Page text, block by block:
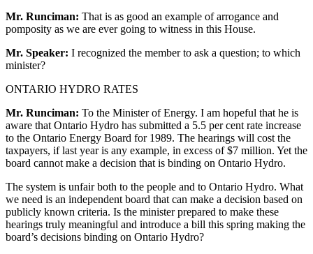
Mr. Runciman: That is as good an example of arrogance and
pomposity as we are ever going to witness in this House.
Mr. Speaker: I recognized the member to ask a question; to which
minister?
ONTARIO HYDRO RATES
Mr. Runciman: To the Minister of Energy. I am hopeful that he is
aware that Ontario Hydro has submitted a 5.5 per cent rate increase
to the Ontario Energy Board for 1989. The hearings will cost the
taxpayers, if last year is any example, in excess of $7 million. Yet the
board cannot make a decision that is binding on Ontario Hydro.
The system is unfair both to the people and to Ontario Hydro. What
we need is an independent board that can make a decision based on
publicly known criteria. Is the minister prepared to make these
hearings truly meaningful and introduce a bill this spring making the
board’s decisions binding on Ontario Hydro?